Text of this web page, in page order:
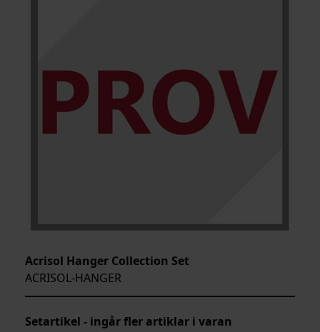
Acrisol Hanger Collection Set
ACRISOL-HANGER
Setartikel - ingår fler artiklar i varan